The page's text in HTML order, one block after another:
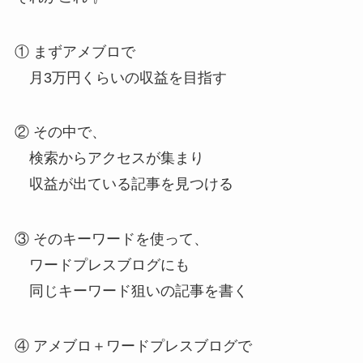
① まずアメブロで
月3万円くらいの収益を目指す
② その中で、
検索からアクセスが集まり
収益が出ている記事を見つける
③ そのキーワードを使って、
ワードプレスブログにも
同じキーワード狙いの記事を書く
④ アメブロ＋ワードプレスブログで